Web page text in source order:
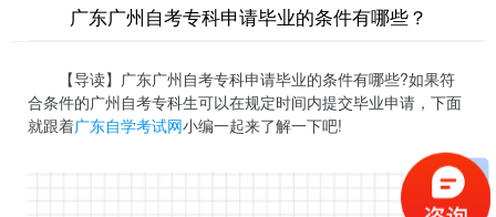
广东广州自考专科申请毕业的条件有哪些？
【导读】广东广州自考专科申请毕业的条件有哪些?如果符
合条件的广州自考专科生可以在规定时间内提交毕业申请，下面
就跟着广东自学考试网小编一起来了解一下吧!